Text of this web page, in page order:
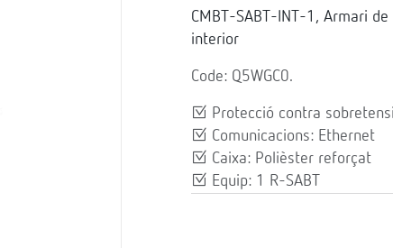
CMBT-SABT-INT-1, Armari
interior
Code: Q5WGC0.
Protecció contra
Comunicacions: Ethernet
Caixa: Polièster reforçat
Equip: 1 R-SABT